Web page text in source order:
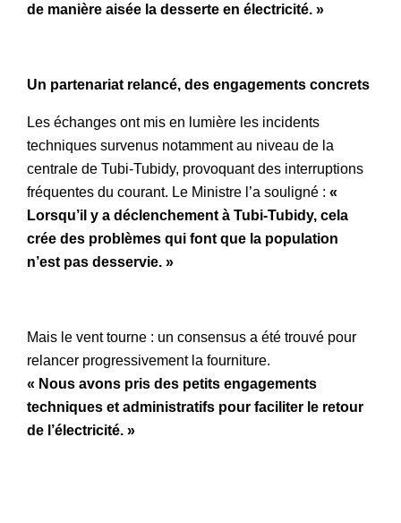
de manière aisée la desserte en électricité. »
Un partenariat relancé, des engagements concrets
Les échanges ont mis en lumière les incidents
techniques survenus notamment au niveau de la
centrale de Tubi-Tubidy, provoquant des interruptions
fréquentes du courant. Le Ministre l’a souligné : «
Lorsqu’il y a déclenchement à Tubi-Tubidy, cela
crée des problèmes qui font que la population
n’est pas desservie. »
Mais le vent tourne : un consensus a été trouvé pour
relancer progressivement la fourniture.
« Nous avons pris des petits engagements
techniques et administratifs pour faciliter le retour
de l’électricité. »